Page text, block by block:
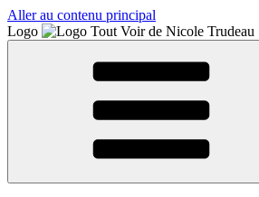
Aller au contenu principal
Logo